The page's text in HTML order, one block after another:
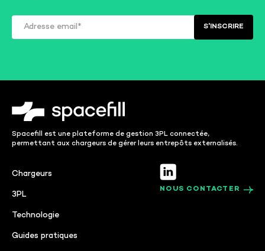
Spacefill est une plateforme de gestion 3PL connectée,
permettant aux chargeurs de gérer leurs entrepôts externalisés.
Chargeurs
3PL
Technologie
Guides pratiques
NOUS CONTACTER